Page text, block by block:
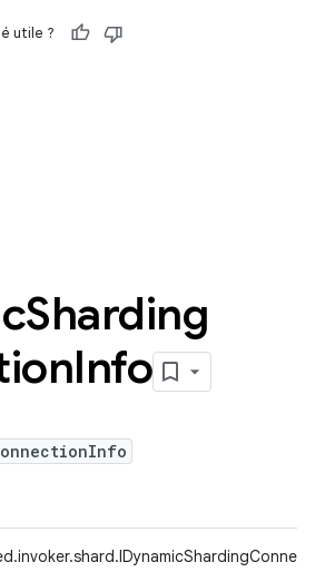
utile ?
Sharding
Info